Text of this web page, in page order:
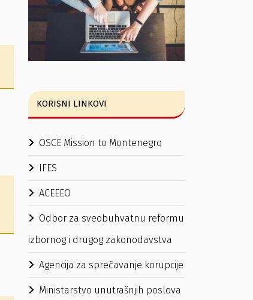
KORISNI LINKOVI
OSCE Mission to Montenegro
IFES
ACEEEO
Odbor za sveobuhvatnu reformu
izbornog i drugog zakonodavstva
Agencija za sprečavanje korupcije
Ministarstvo unutrašnjih poslova